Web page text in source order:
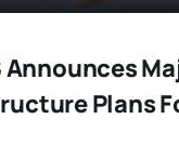
Announces
Plans